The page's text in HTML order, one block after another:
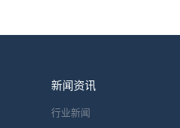
新闻资讯
行业新闻